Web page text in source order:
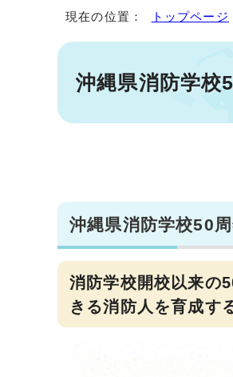
現在の位置： トップページ
沖縄県消防学校
沖縄県消防学校50
消防学校開校以来の
きる消防人を育成す